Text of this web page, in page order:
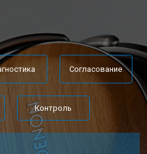
Согласование
Контроль